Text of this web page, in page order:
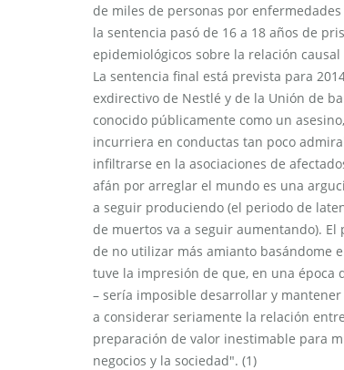
de miles de personas por
la sentencia pasó de 16 a 18 años de
epidemiológicos sobre la relación
La sentencia final está prevista para
exdirectivo de Nestlé y de la Unión de
conocido públicamente como un
incurriera en conductas tan poco
infiltrarse en la asociaciones de
afán por arreglar el mundo es una
a seguir produciendo (el periodo de
de muertos va a seguir aumentando).
de no utilizar más amianto basándome
tuve la impresión de que, en una época
– sería imposible desarrollar y
a considerar seriamente la relación
preparación de valor inestimable para
negocios y la sociedad". (1)